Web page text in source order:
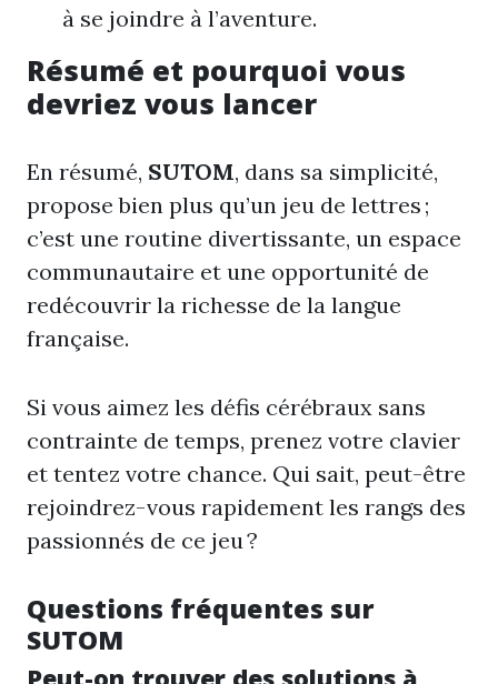
à se joindre à l’aventure.
Résumé et pourquoi vous
devriez vous lancer
En résumé, SUTOM, dans sa simplicité,
propose bien plus qu’un jeu de lettres ;
c’est une routine divertissante, un espace
communautaire et une opportunité de
redécouvrir la richesse de la langue
française.
Si vous aimez les défis cérébraux sans
contrainte de temps, prenez votre clavier
et tentez votre chance. Qui sait, peut-être
rejoindrez-vous rapidement les rangs des
passionnés de ce jeu ?
Questions fréquentes sur
SUTOM